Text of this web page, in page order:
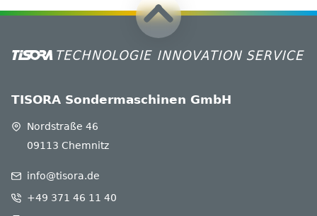
TISORA Sondermaschinen GmbH
Nordstraße 46
09113 Chemnitz
info@tisora.de
+49 371 46 11 40